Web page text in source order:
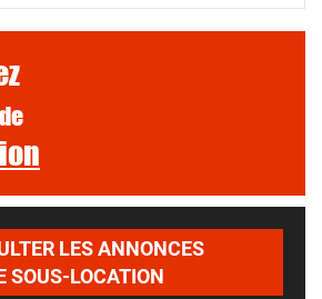
LES ANNONCES
SOUS-LOCATION